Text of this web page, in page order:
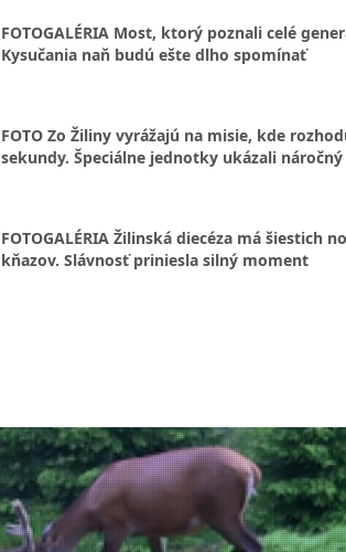
FOTOGALÉRIA Most, ktorý poznali celé
Kysučania naň budú ešte dlho spomínať
FOTO Zo Žiliny vyrážajú na misie, kde
sekundy. Špeciálne jednotky ukázali
FOTOGALÉRIA Žilinská diecéza má šiestich
kňazov. Slávnosť priniesla silný moment